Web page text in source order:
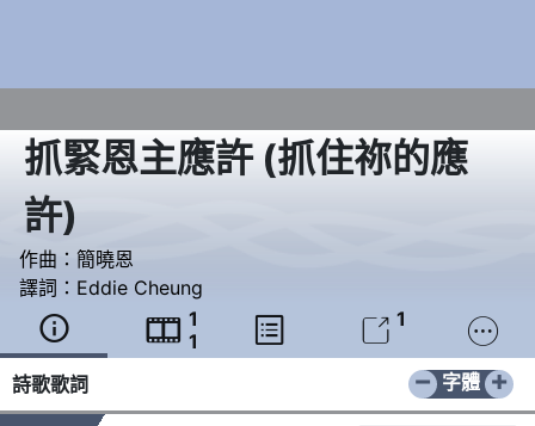
抓緊恩主應許(抓住祢的應
許)
作曲： 簡曉恩
譯詞： Eddie Cheung
  1
1
  1 
詩歌歌詞 − +
字體